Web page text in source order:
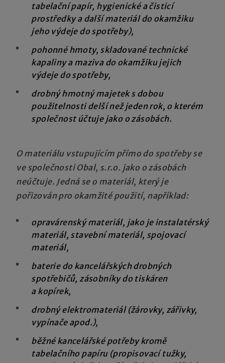
tabelační papír, hygienické a čisticí
prostředky a další materiál do okamžiku
jeho výdeje do spotřeby),
pohonné hmoty, skladované technické
kapaliny a maziva do okamžiku jejich
výdeje do spotřeby,
drobný hmotný majetek s dobou
použitelnosti delší než jeden rok, o kterém
společnost účtuje jako o zásobách.
O materiálu vstupujícím přímo do spotřeby se
ve společnosti Obal, s.r.o. jako o zásobách
neúčtuje. Jedná se o materiál, který je
pořizován pro okamžité použití, například:
opravárenský materiál, jako je instalatérský
materiál, stavební materiál, spojovací
materiál,
baterie do kancelářských drobných
spotřebičů, zásobníky do tiskáren
a kopírek,
drobný elektromateriál (žárovky, zářivky,
vypínače apod.),
běžné kancelářské potřeby kromě
tabelačního papíru (propisovací tužky,